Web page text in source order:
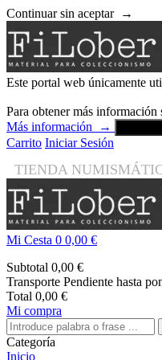
Continuar sin aceptar →
Este portal web únicamente
Para obtener más
Más información
→
Carrito Iniciar Sesión
TIENDA
Mi Cesta 0 0,00 €
Subtotal 0,00 €
Transporte Pendiente hasta
Total 0,00 €
Mi compra
Categoría
Inicio